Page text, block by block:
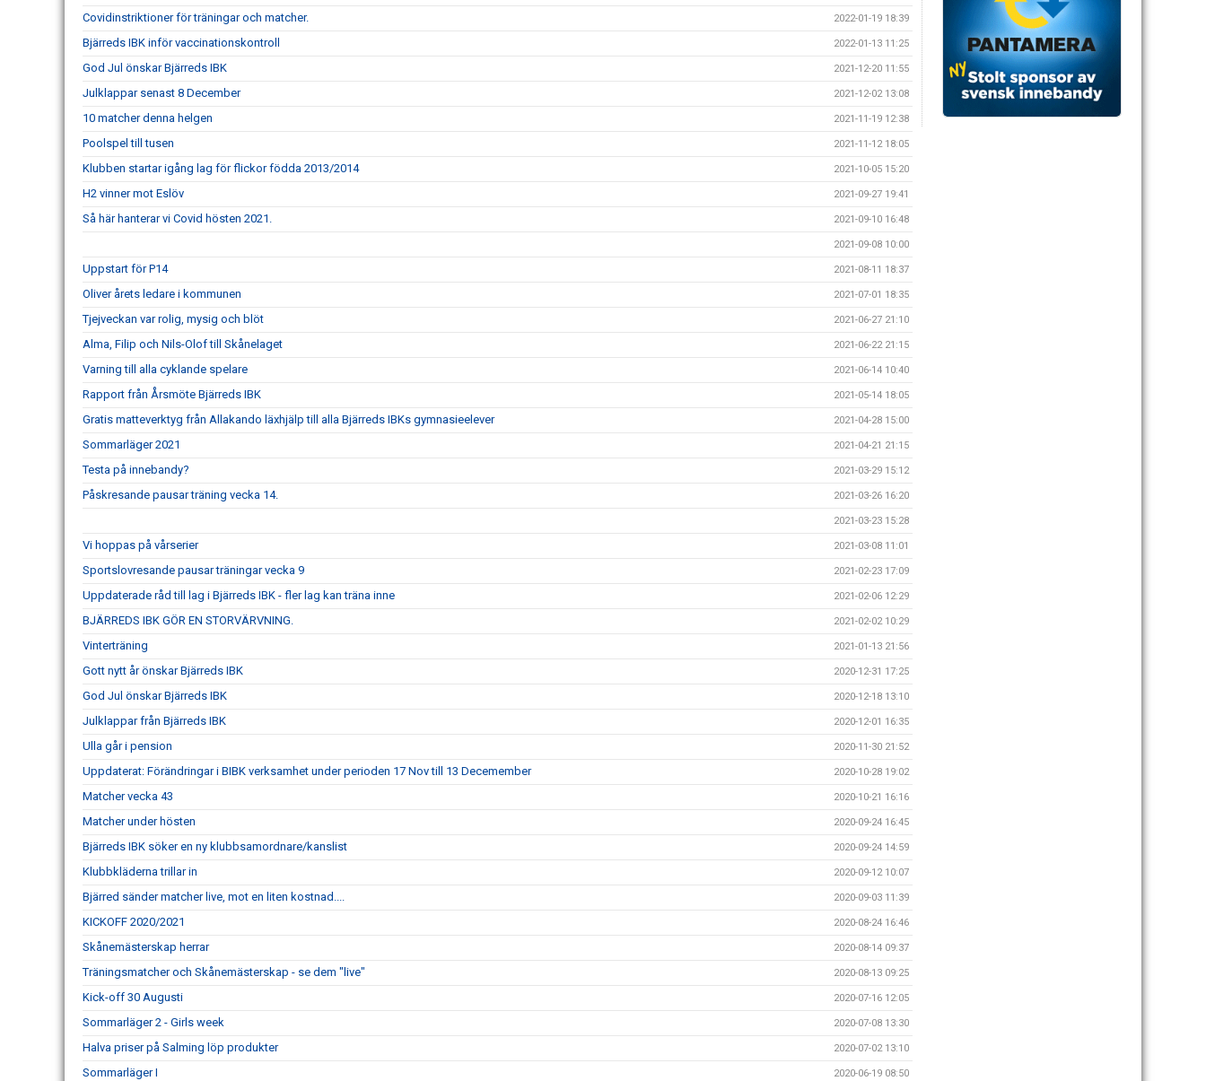
Covidinstriktioner för träningar och matcher. 2022-01-19 18:39
Bjärreds IBK inför vaccinationskontroll 2022-01-13 11:25
God Jul önskar Bjärreds IBK 2021-12-20 11:55
Julklappar senast 8 December 2021-12-02 13:08
10 matcher denna helgen 2021-11-19 12:38
Poolspel till tusen 2021-11-12 18:05
Klubben startar igång lag för flickor födda 2013/2014 2021-10-05 15:20
H2 vinner mot Eslöv 2021-09-27 19:41
Så här hanterar vi Covid hösten 2021. 2021-09-10 16:48
2021-09-08 10:00
Uppstart för P14 2021-08-11 18:37
Oliver årets ledare i kommunen 2021-07-01 18:35
Tjejveckan var rolig, mysig och blöt 2021-06-27 21:10
Alma, Filip och Nils-Olof till Skånelaget 2021-06-22 21:15
Varning till alla cyklande spelare 2021-06-14 10:40
Rapport från Årsmöte Bjärreds IBK 2021-05-14 18:05
Gratis matteverktyg från Allakando läxhjälp till alla Bjärreds IBKs gymnasieelever 2021-04-28 15:00
Sommarläger 2021 2021-04-21 21:15
Testa på innebandy? 2021-03-29 15:12
Påskresande pausar träning vecka 14. 2021-03-26 16:20
2021-03-23 15:28
Vi hoppas på vårserier 2021-03-08 11:01
Sportslovresande pausar träningar vecka 9 2021-02-23 17:09
Uppdaterade råd till lag i Bjärreds IBK - fler lag kan träna inne 2021-02-06 12:29
BJÄRREDS IBK GÖR EN STORVÄRVNING. 2021-02-02 10:29
Vinterträning 2021-01-13 21:56
Gott nytt år önskar Bjärreds IBK 2020-12-31 17:25
God Jul önskar Bjärreds IBK 2020-12-18 13:10
Julklappar från Bjärreds IBK 2020-12-01 16:35
Ulla går i pension 2020-11-30 21:52
Uppdaterat: Förändringar i BIBK verksamhet under perioden 17 Nov till 13 Decemember 2020-10-28 19:02
Matcher vecka 43 2020-10-21 16:16
Matcher under hösten 2020-09-24 16:45
Bjärreds IBK söker en ny klubbsamordnare/kanslist 2020-09-24 14:59
Klubbkläderna trillar in 2020-09-12 10:07
Bjärred sänder matcher live, mot en liten kostnad.... 2020-09-03 11:39
KICKOFF 2020/2021 2020-08-24 16:46
Skånemästerskap herrar 2020-08-14 09:37
Träningsmatcher och Skånemästerskap - se dem "live" 2020-08-13 09:25
Kick-off 30 Augusti 2020-07-16 12:05
Sommarläger 2 - Girls week 2020-07-08 13:30
Halva priser på Salming löp produkter 2020-07-02 13:10
Sommarläger I 2020-06-19 08:50